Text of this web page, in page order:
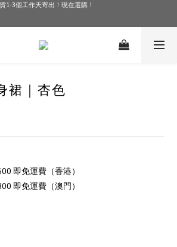
訂單滿$600免香港運費！
裙｜杏色
即免運費（香港）
即免運費（澳門）